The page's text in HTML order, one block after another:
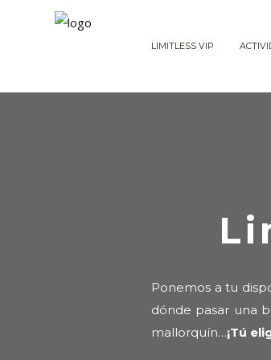
LIMITLESS VIP
Ponemos a tu
dónde pasar una
mallorquín…¡Tú